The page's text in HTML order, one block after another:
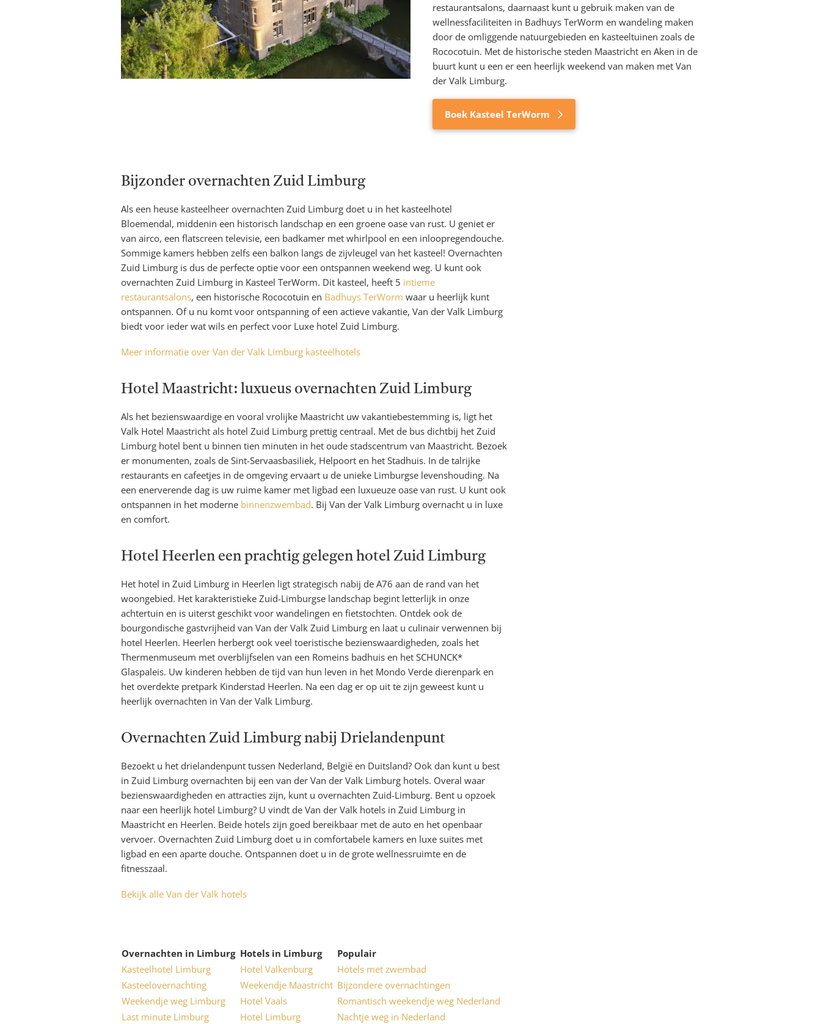
restaurantsalons, daarnaast kunt u gebruik maken van de
wellnessfaciliteiten in Badhuys TerWorm en wandeling maken
door de omliggende natuurgebieden en kasteeltuinen zoals de
Rococotuin. Met de historische steden Maastricht en Aken in de
buurt kunt u een er een heerlijk weekend van maken met Van
der Valk Limburg.
Boek Kasteel TerWorm
Bijzonder overnachten Zuid Limburg
Als een heuse kasteelheer overnachten Zuid Limburg doet u in het kasteelhotel
Bloemendal, middenin een historisch landschap en een groene oase van rust. U geniet er
van airco, een flatscreen televisie, een badkamer met whirlpool en een inloopregendouche.
Sommige kamers hebben zelfs een balkon langs de zijvleugel van het kasteel! Overnachten
Zuid Limburg is dus de perfecte optie voor een ontspannen weekend weg. U kunt ook
overnachten Zuid Limburg in Kasteel TerWorm. Dit kasteel, heeft 5 intieme
restaurantsalons, een historische Rococotuin en Badhuys TerWorm waar u heerlijk kunt
ontspannen. Of u nu komt voor ontspanning of een actieve vakantie, Van der Valk Limburg
biedt voor ieder wat wils en perfect voor Luxe hotel Zuid Limburg.
Meer informatie over Van der Valk Limburg kasteelhotels
Hotel Maastricht: luxueus overnachten Zuid Limburg
Als het bezienswaardige en vooral vrolijke Maastricht uw vakantiebestemming is, ligt het
Valk Hotel Maastricht als hotel Zuid Limburg prettig centraal. Met de bus dichtbij het Zuid
Limburg hotel bent u binnen tien minuten in het oude stadscentrum van Maastricht. Bezoek
er monumenten, zoals de Sint-Servaasbasiliek, Helpoort en het Stadhuis. In de talrijke
restaurants en cafeetjes in de omgeving ervaart u de unieke Limburgse levenshouding. Na
een enerverende dag is uw ruime kamer met ligbad een luxueuze oase van rust. U kunt ook
ontspannen in het moderne binnenzwembad. Bij Van der Valk Limburg overnacht u in luxe
en comfort.
Hotel Heerlen een prachtig gelegen hotel Zuid Limburg
Het hotel in Zuid Limburg in Heerlen ligt strategisch nabij de A76 aan de rand van het
woongebied. Het karakteristieke Zuid-Limburgse landschap begint letterlijk in onze
achtertuin en is uiterst geschikt voor wandelingen en fietstochten. Ontdek ook de
bourgondische gastvrijheid van Van der Valk Zuid Limburg en laat u culinair verwennen bij
hotel Heerlen. Heerlen herbergt ook veel toeristische bezienswaardigheden, zoals het
Thermenmuseum met overblijfselen van een Romeins badhuis en het SCHUNCK*
Glaspaleis. Uw kinderen hebben de tijd van hun leven in het Mondo Verde dierenpark en
het overdekte pretpark Kinderstad Heerlen. Na een dag er op uit te zijn geweest kunt u
heerlijk overnachten in Van der Valk Limburg.
Overnachten Zuid Limburg nabij Drielandenpunt
Bezoekt u het drielandenpunt tussen Nederland, België en Duitsland? Ook dan kunt u best
in Zuid Limburg overnachten bij een van der Van der Valk Limburg hotels. Overal waar
bezienswaardigheden en attracties zijn, kunt u overnachten Zuid-Limburg. Bent u opzoek
naar een heerlijk hotel Limburg? U vindt de Van der Valk hotels in Zuid Limburg in
Maastricht en Heerlen. Beide hotels zijn goed bereikbaar met de auto en het openbaar
vervoer. Overnachten Zuid Limburg doet u in comfortabele kamers en luxe suites met
ligbad en een aparte douche. Ontspannen doet u in de grote wellnessruimte en de
fitnesszaal.
Bekijk alle Van der Valk hotels
Overnachten in Limburg Hotels in Limburg
Populair
Kasteelhotel Limburg
Hotel Valkenburg
Hotels met zwembad
Kasteelovernachting
Weekendje Maastricht Bijzondere overnachtingen
Weekendje weg Limburg
Hotel Vaals
Romantisch weekendje weg Nederland
Last minute Limburg
Hotel Limburg Nachtje weg in Nederland